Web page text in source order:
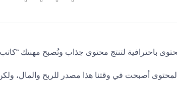
باحترافية لتنتج محتوى جذاب وتُصبح مهنتك
أصبحت في وقتنا هذا مصدر للربح والمال،